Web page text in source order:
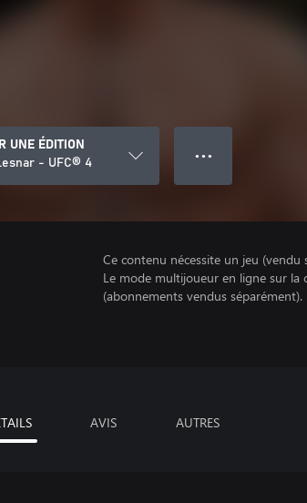
UNE ÉDITION
- UFC® 4
● ● ●
Ce contenu nécessite un jeu (vendu
Le mode multijoueur en ligne sur la
(abonnements vendus séparément).
AVIS AUTRES